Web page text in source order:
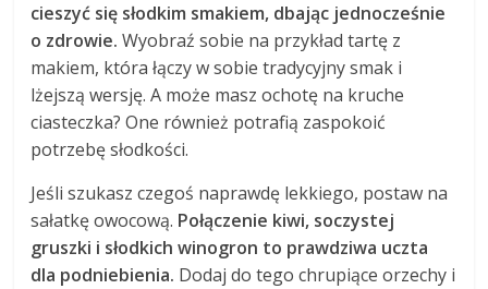
cieszyć się słodkim smakiem, dbając jednocześnie
o zdrowie. Wyobraź sobie na przykład tartę z
makiem, która łączy w sobie tradycyjny smak i
lżejszą wersję. A może masz ochotę na kruche
ciasteczka? One również potrafią zaspokoić
potrzebę słodkości.
Jeśli szukasz czegoś naprawdę lekkiego, postaw na
sałatkę owocową. Połączenie kiwi, soczystej
gruszki i słodkich winogron to prawdziwa uczta
dla podniebienia. Dodaj do tego chrupiące orzechy i